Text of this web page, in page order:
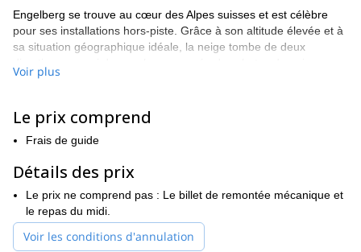
Engelberg se trouve au cœur des Alpes suisses et est célèbre
pour ses installations hors-piste. Grâce à son altitude élevée et à
sa situation géographique idéale, la neige tombe de deux
combinées de plus de sept mètres.
fréquentées et de vous aventurer dans le véritable
environnement montagneux des Alpes suisses. Avec une variété
infinie de conditions de neige et des vues spectaculaires, les
participants feront l'expérience du ski hors-piste à son meilleur !
N'oubliez pas que ce programme convient uniquement aux
skieurs avancés. De plus, tous les participants devront avoir une
bonne condition physique. Bien sûr, je serai là pour vous aider et
vous guider tout au long du parcours.
Voir plus
Le prix comprend
Frais de guide
Détails des prix
Le prix ne comprend pas : Le billet de remontée mécanique et
le repas du midi.
Voir les conditions d'annulation